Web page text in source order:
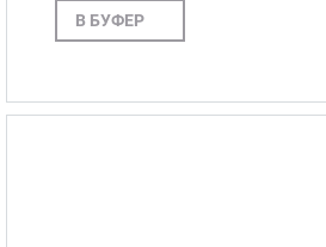
В БУФЕР